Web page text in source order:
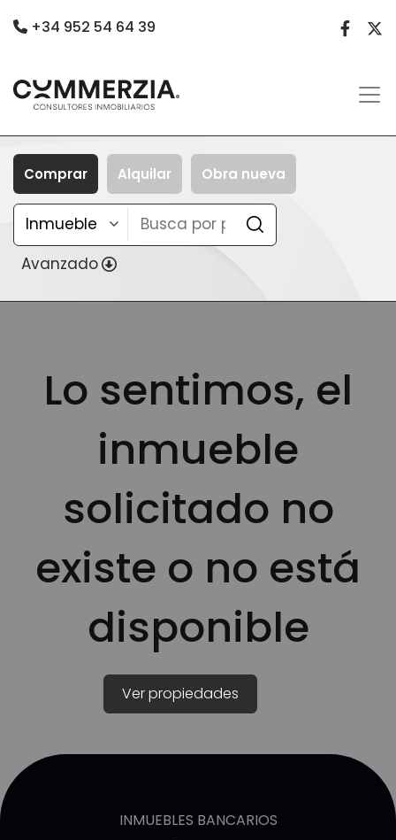
+34 952 54 64 39
Comprar Alquilar Obra nueva
Avanzado
Lo sentimos, el
inmueble
solicitado no
existe o no está
disponible
Ver propiedades
INMUEBLES BANCARIOS